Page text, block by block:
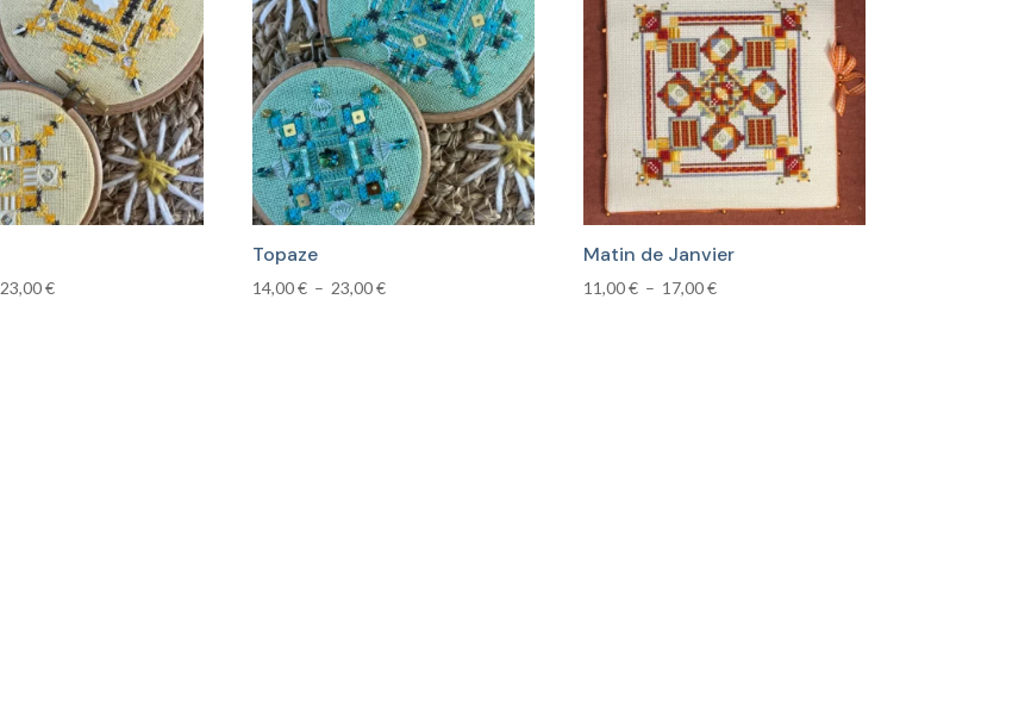
23,00 €
32,00 €
23,00 €
23,00€Plage
Topaze
14,00€ – 23,00€Plage
Matin de Janvier
11,00€ – 17,00€Plage